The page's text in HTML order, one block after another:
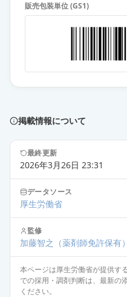
販売包装単位 (GS1)
掲載情報について
最終更新
2026年3月26日 23:31
データソース
厚生労働省
監修
加藤智之 （薬剤師免許保有）
本ページは厚生労働省が提供す
での採用・調剤判断は、最新の
ください。